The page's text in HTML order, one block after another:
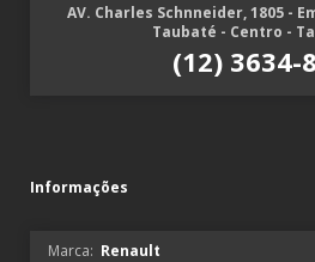
AV. Charles Schnneider, 1805 -
Taubaté - Centro -
(12) 3634-
Informações
Marca: Renault